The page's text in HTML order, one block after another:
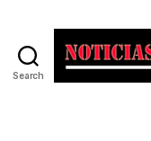
Search